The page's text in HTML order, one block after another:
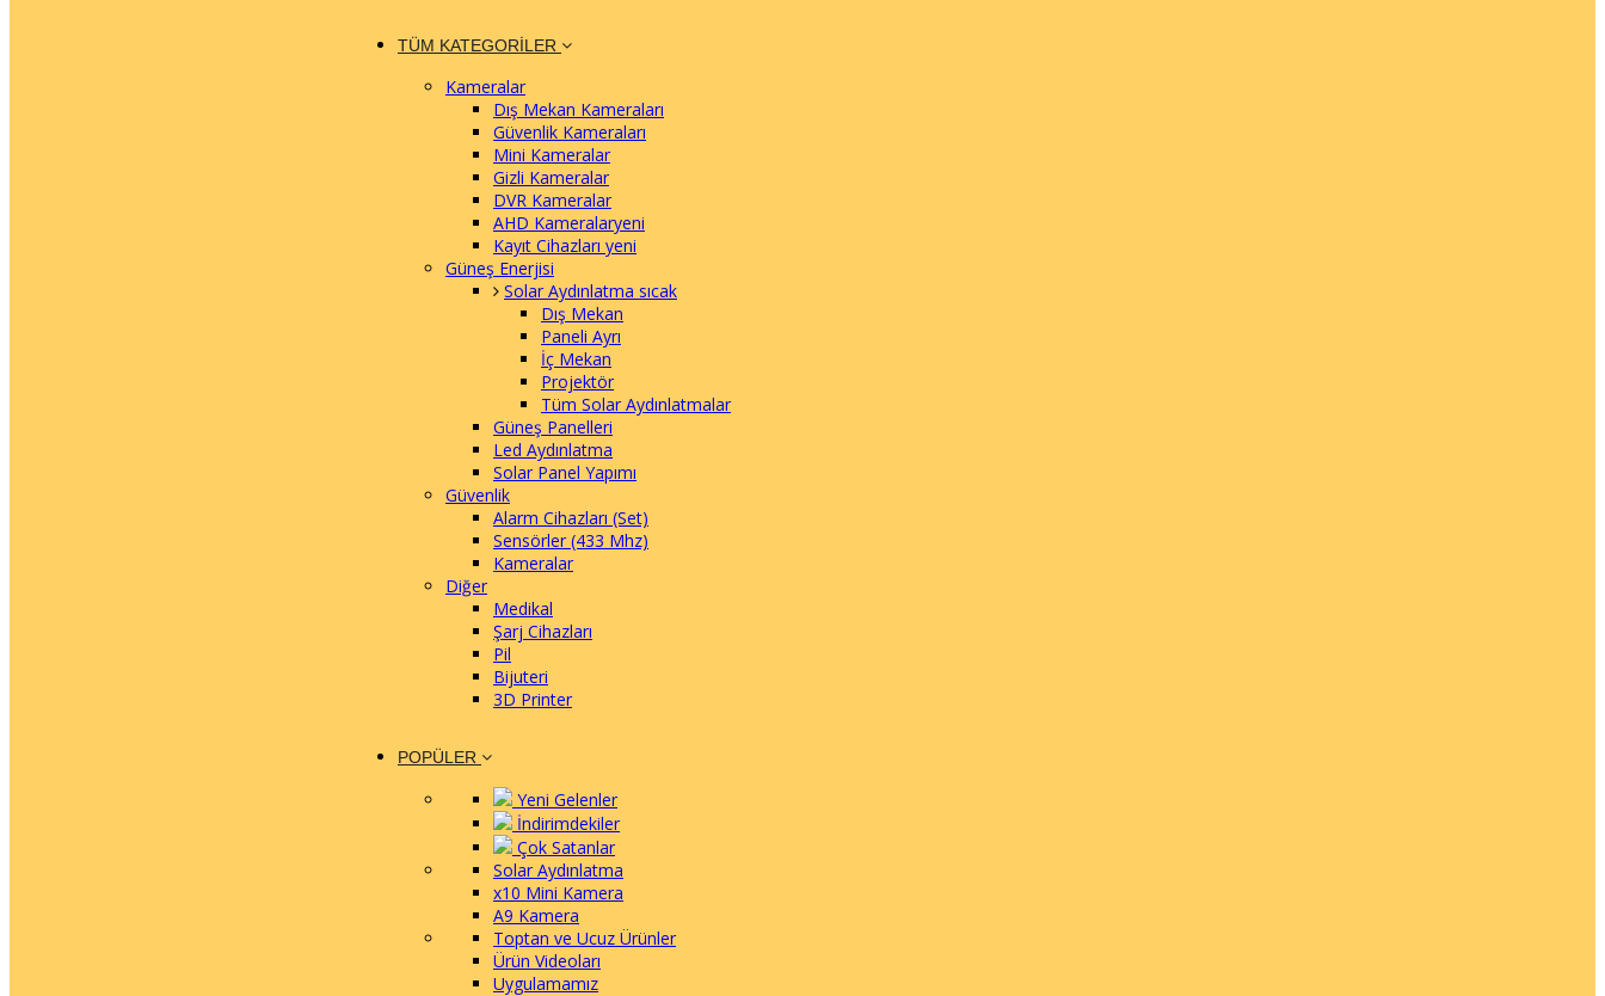
TÜM KATEGORILER
Kameralar
Dış Mekan Kameraları
Güvenlik Kameraları
Mini Kameralar
Gizli Kameralar
DVR Kameralar
AHD Kameralaryeni
Kayıt Cihazları yeni
Güneş Enerjisi
Solar Aydınlatma sıcak
Dış Mekan
Paneli Ayrı
İç Mekan
Projektör
Tüm Solar Aydınlatmalar
Güneş Panelleri
Led Aydınlatma
Solar Panel Yapımı
Güvenlik
Alarm Cihazları (Set)
Sensörler(433 Mhz)
Kameralar
Diğer
Medikal
Şarj Cihazları
Pil
Bijuteri
3D Printer
POPÜLER
Yeni Gelenler
İndirimdekiler
Çok Satanlar
Solar Aydınlatma
x10 Mini Kamera
A9 Kamera
Toptan ve Ucuz Ürünler
Ürün Videoları
Uygulamamız